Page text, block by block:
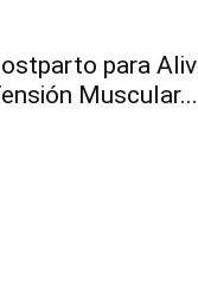
para
Muscular...